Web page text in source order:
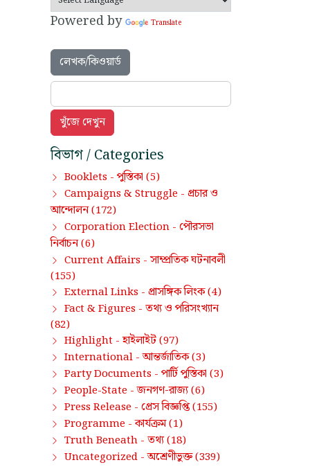
Powered by Translate
লেখক/কিওয়ার্ড
বিভাগ / Categories
Booklets - পুস্তিকা (5)
Campaigns & Struggle - প্রচার ও
আন্দোলন(172)
Corporation Election - পৌরসভা
নির্বাচন(6)
Current Affairs - সাম্প্রতিক ঘটনাবলী
(155)
External Links - প্রাসঙ্গিক লিংক(4)
Fact & Figures - তথ্য ও পরিসংখ্যান
(82)
Highlight -হাইলাইট(97)
International -আন্তর্জাতিক(3)
Party Documents - পার্টি পুস্তিকা (3)
People-State -জনগণ-রাজ্য(6)
Press Release - প্রেস বিজ্ঞপ্তি(155)
Programme -কার্যক্রম(1)
Truth Beneath - তথ্য(18)
Uncategorized -অশ্রেণীভুক্ত(339)